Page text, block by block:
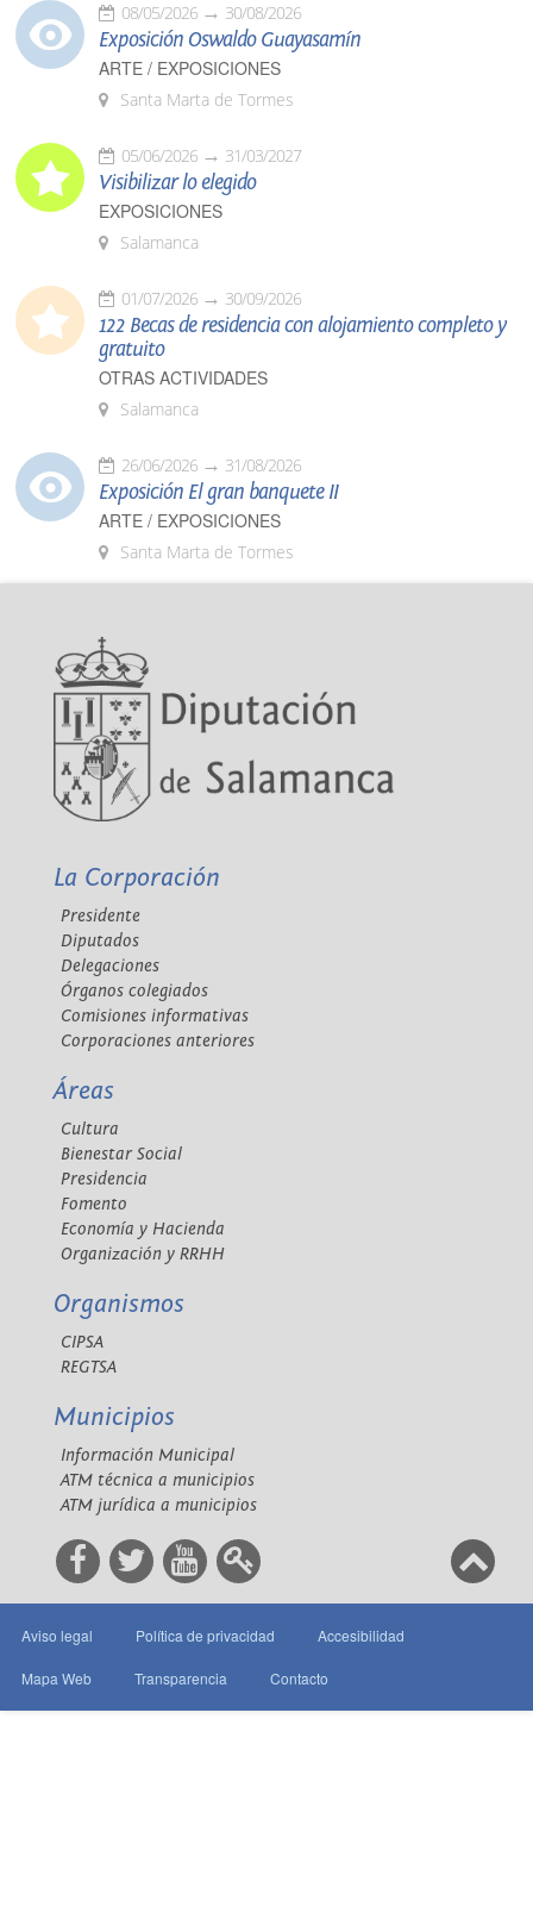
08/05/2026 30/08/2026
Exposición Oswaldo Guayasamín
ARTE / EXPOSICIONES
Santa Marta de Tormes
05/06/2026 31/03/2027
Visibilizar lo elegido
EXPOSICIONES
Salamanca
01/07/2026 30/09/2026
122 Becas de residencia con alojamiento completo y
gratuito
OTRAS ACTIVIDADES
Salamanca
26/06/2026 31/08/2026
Exposición El gran banquete II
ARTE / EXPOSICIONES
Santa Marta de Tormes
La Corporación
Presidente
Diputados
Delegaciones
Órganos colegiados
Comisiones informativas
Corporaciones anteriores
Áreas
Cultura
Bienestar Social
Presidencia
Fomento
Economía y Hacienda
Organización y RRHH
Organismos
CIPSA
REGTSA
Municipios
Información Municipal
ATM técnica a municipios
ATM jurídica a municipios
Aviso legal Política de privacidad Accesibilidad
Mapa Web Transparencia Contacto